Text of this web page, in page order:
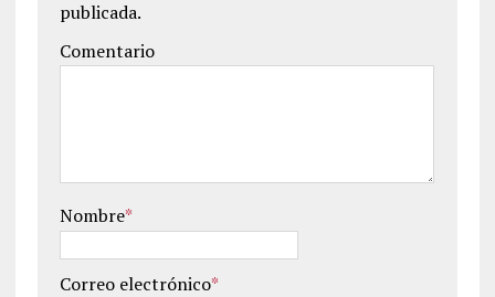
publicada.
Comentario
Nombre*
Correo electrónico*